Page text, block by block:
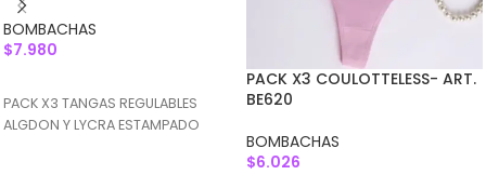
BOMBACHAS
$7.980
PACK X3 TANGAS REGULABLES
ALGDON Y LYCRA ESTAMPADO
PACK X3 COULOTTELESS- ART.
BE620
BOMBACHAS
$6.026